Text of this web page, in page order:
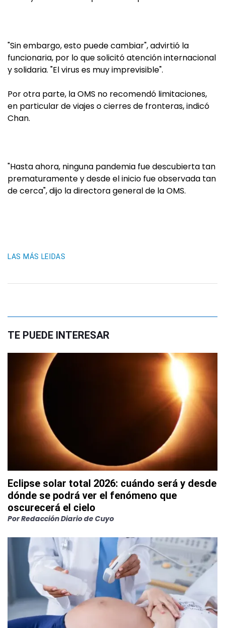
"Sin embargo, esto puede cambiar", advirtió la
funcionaria, por lo que solicitó atención internacional
y solidaria. "El virus es muy imprevisible".
Por otra parte, la OMS no recomendó limitaciones,
en particular de viajes o cierres de fronteras, indicó
Chan.
"Hasta ahora, ninguna pandemia fue descubierta tan
prematuramente y desde el inicio fue observada tan
de cerca", dijo la directora general de la OMS.
LAS MÁS LEIDAS
TE PUEDE INTERESAR
Eclipse solar total 2026: cuándo será y desde
dónde se podrá ver el fenómeno que
oscurecerá el cielo
PorRedacción Diario de Cuyo